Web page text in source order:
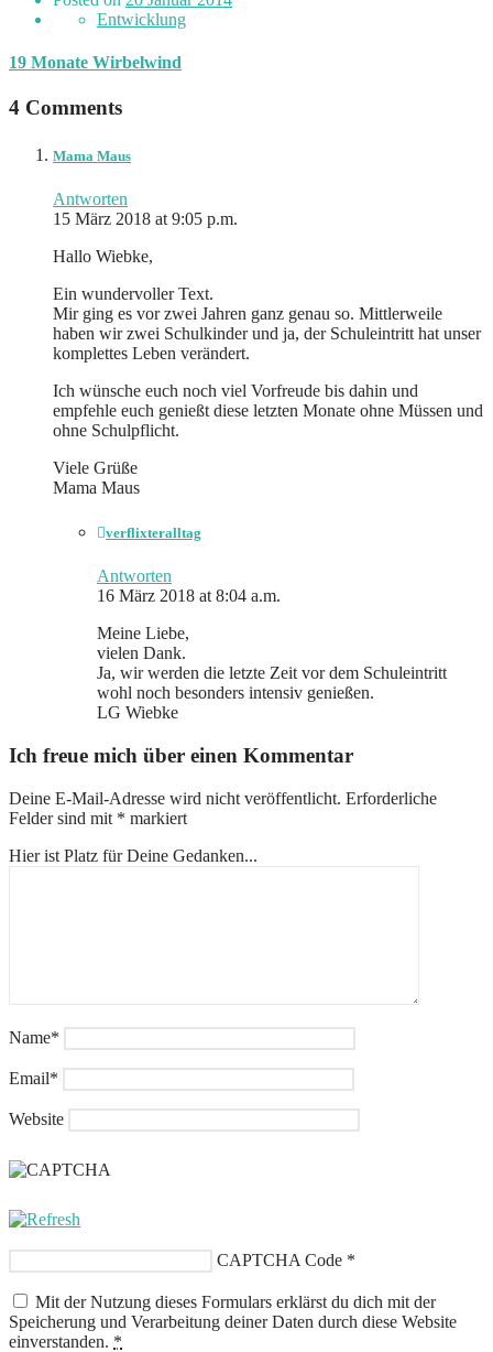
Entwicklung
19 Monate Wirbelwind
4 Comments
Mama Maus
Antworten
15 März 2018 at 9:05 p.m.
Hallo Wiebke,
Ein wundervoller Text.
Mir ging es vor zwei Jahren ganz genau so. Mittlerweile
haben wir zwei Schulkinder und ja, der Schuleintritt hat unser
komplettes Leben verändert.
Ich wünsche euch noch viel Vorfreude bis dahin und
empfehle euch genießt diese letzten Monate ohne Müssen und
ohne Schulpflicht.
Viele Grüße
Mama Maus
verflixteralltag
Antworten
16 März 2018 at 8:04 a.m.
Meine Liebe,
vielen Dank.
Ja, wir werden die letzte Zeit vor dem Schuleintritt
wohl noch besonders intensiv genießen.
LG Wiebke
Ich freue mich über einen Kommentar
Deine E-Mail-Adresse wird nicht veröffentlicht. Erforderliche
Felder sind mit * markiert
Hier ist Platz für Deine Gedanken...
Name*
Email*
Website
CAPTCHA Code *
Mit der Nutzung dieses Formulars erklärst du dich mit der
Speicherung und Verarbeitung deiner Daten durch diese Website
einverstanden. *